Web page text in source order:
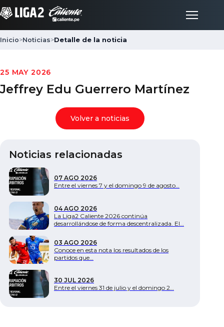
Inicio
LigaFan
Clubes
Noticias
Documentos
Inicio>Noticias>Detalle de la noticia
25 MAY 2026
Jeffrey Edu Guerrero Martínez
Volver a noticias
Noticias relacionadas
07 AGO 2026
Entre el viernes 7 y el domingo 9 de agosto…
04 AGO 2026
La Liga2 Caliente 2026 continúa
desarrollándose de forma descentralizada. El…
03 AGO 2026
Conoce en esta nota los resultados de los
partidos que…
30 JUL 2026
Entre el viernes 31 de julio y el domingo 2…